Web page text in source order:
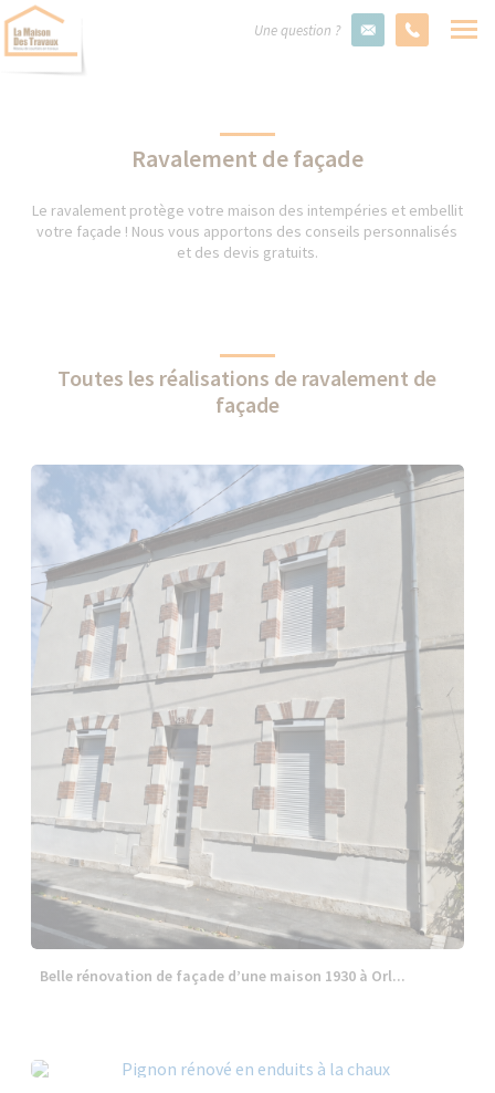
Une question ?
Ravalement de façade
Le ravalement protège votre maison des intempéries et embellit
votre façade ! Nous vous apportons des conseils personnalisés
et des devis gratuits.
Toutes les réalisations de ravalement de
façade
Belle rénovation de façade d’une maison 1930 à Orl...